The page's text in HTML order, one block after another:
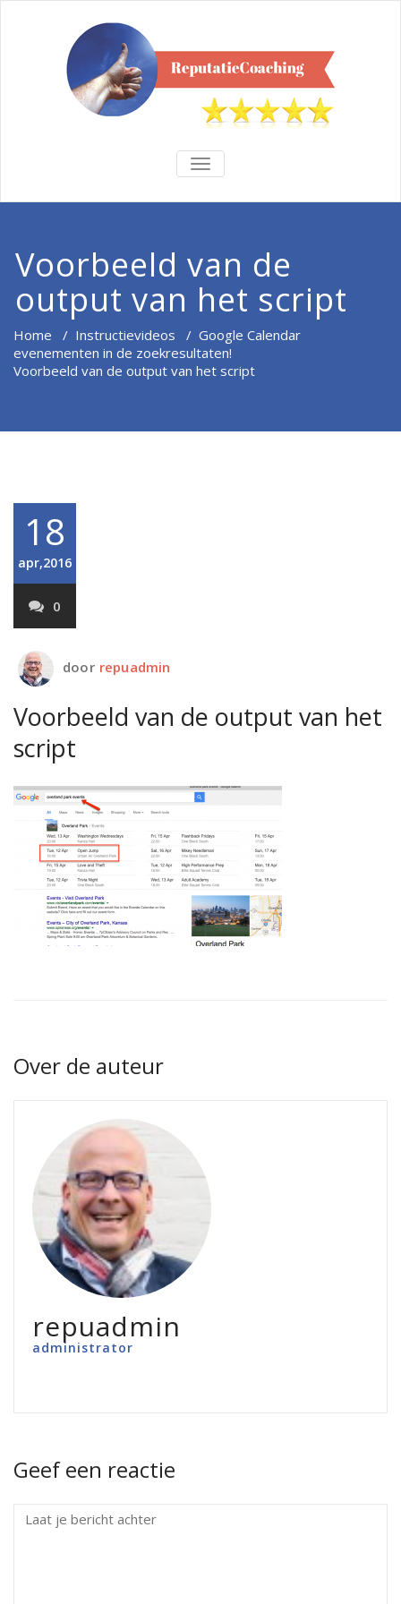
TOGGLE
Voorbeeld van de
output van het script
Home / Instructievideos / Google Calendar
evenementen in de zoekresultaten!
Voorbeeld van de output van het script
18
apr,2016
0
door repuadmin
Voorbeeld van de output van het
script
Over de auteur
repuadmin
administrator
Geef een reactie